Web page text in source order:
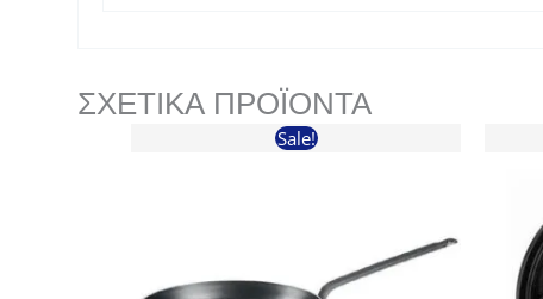
ΣΧΕΤΙΚΆ ΠΡΟΪΌΝΤΑ
Sale!